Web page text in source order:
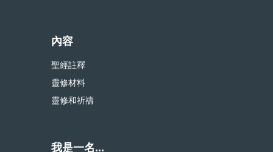
內容
聖經註釋
靈修材料
靈修和祈禱
我是一名...